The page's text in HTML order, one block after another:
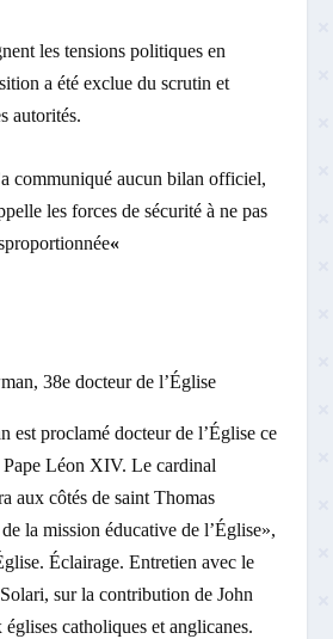
les tensions politiques en
a été exclue du scrutin et
autorités.
communiqué aucun bilan officiel,
les forces de sécurité à ne pas
«
38e docteur de l’Église
est proclamé docteur de l’Église ce
Pape Léon XIV. Le cardinal
aux côtés de saint Thomas
la mission éducative de l’Église»,
Éclairage. Entretien avec le
sur la contribution de John
catholiques et anglicanes.